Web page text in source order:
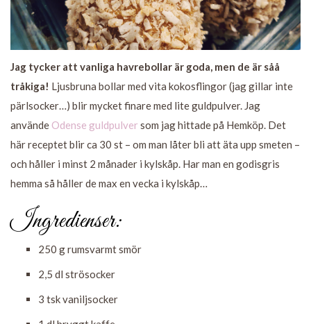
Jag tycker att vanliga havrebollar är goda, men de är såå
tråkiga! Ljusbruna bollar med vita kokosflingor (jag gillar inte
pärlsocker…) blir mycket finare med lite guldpulver. Jag
använde Odense guldpulver som jag hittade på Hemköp. Det
här receptet blir ca 30 st – om man låter bli att äta upp smeten –
och håller i minst 2 månader i kylskåp. Har man en godisgris
hemma så håller de max en vecka i kylskåp…
Ingredienser:
250 g rumsvarmt smör
2,5 dl strösocker
3 tsk vaniljsocker